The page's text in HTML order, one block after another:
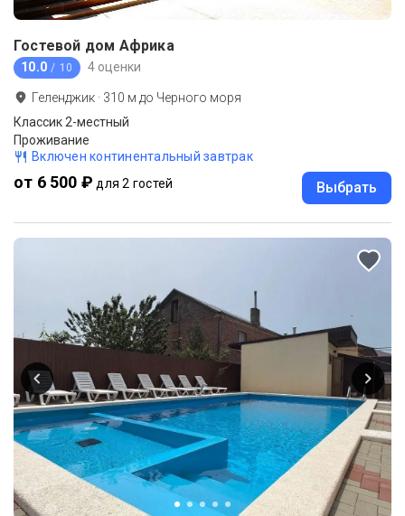
Гостевой дом Африка
10.0 / 10 4 оценки
Геленджик · 310 м до Черного моря
Классик 2-местный
Проживание
Включен континентальный завтрак
от 6 500 ₽ для 2 гостей Выбрать